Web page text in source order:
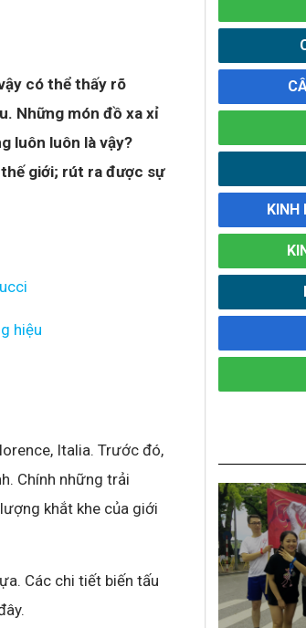
có thể thấy rõ
Những món đồ xa xỉ
luôn luôn là vậy?
giới; rút ra được sự
hiệu
Italia. Trước đó,
Chính những trải
khắt khe của giới
Các chi tiết biến tấu
KINH